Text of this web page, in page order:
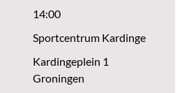
14:00
Sportcentrum Kardinge
Kardingeplein 1
Groningen